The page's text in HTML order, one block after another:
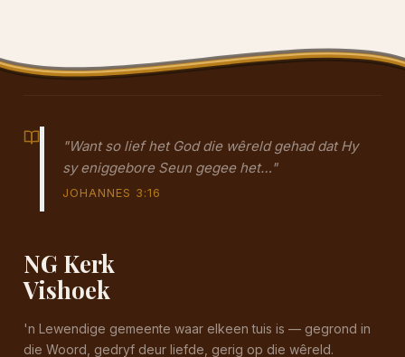
"Want so lief het God die wêreld gehad dat Hy
sy eniggebore Seun gegee het…"
JOHANNES 3:16
NG Kerk
Vishoek
'n Lewendige gemeente waar elkeen tuis is — gegrond in
die Woord, gedryf deur liefde, gerig op die wêreld.